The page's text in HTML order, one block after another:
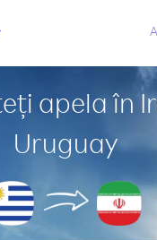
apela în
Uruguay